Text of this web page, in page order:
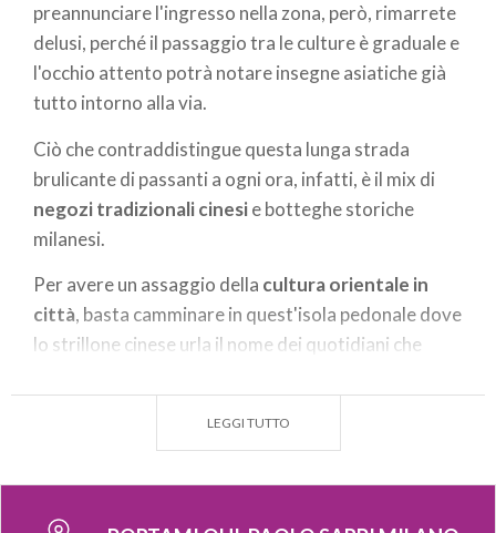
preannunciare l'ingresso nella zona, però, rimarrete
delusi, perché il passaggio tra le culture è graduale e
l'occhio attento potrà notare insegne asiatiche già
tutto intorno alla via.
Ciò che contraddistingue questa lunga strada
brulicante di passanti a ogni ora, infatti, è il mix di
negozi tradizionali cinesie botteghe storiche
milanesi.
Per avere un assaggio della cultura orientale in
città, basta camminare in quest'isola pedonale dove
lo strillone cinese urla il nome dei quotidiani che
amici mangiano con le bacchette nei tavolini esterni
LEGGI TUTTO